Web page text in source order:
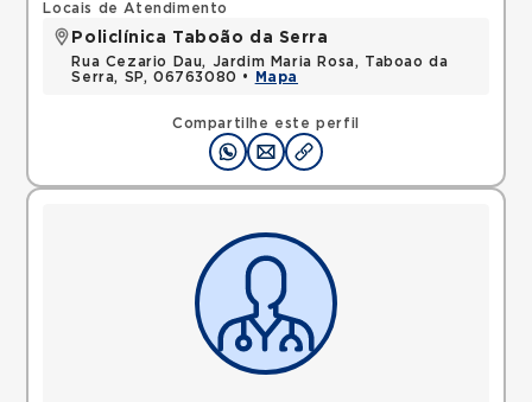
Compartilhe este perfil
Locais de Atendimento
Policlínica Taboão da Serra
Rua Cezario Dau, Jardim Maria Rosa, Taboao da
Serra, SP, 06763080 •
Mapa